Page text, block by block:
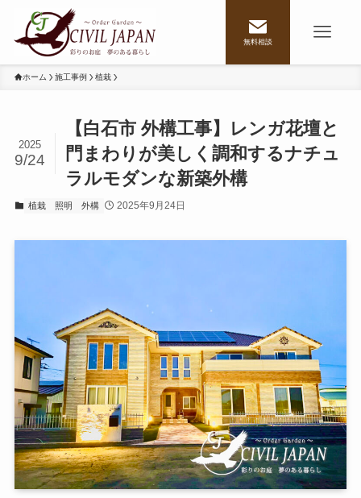
無料相談
ホーム 施工事例 植栽
【白石市 外構工事】レンガ花壇と
門まわりが美しく調和するナチュ
ラルモダンな新築外構
2025
9/24
植栽 照明 外構 2025年9月24日